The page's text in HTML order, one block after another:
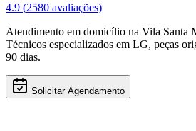
4.9 (2580 avaliações)
Atendimento em domicílio na Vila Santa
Técnicos especializados em LG, peças
90 dias.
Solicitar Agendamento